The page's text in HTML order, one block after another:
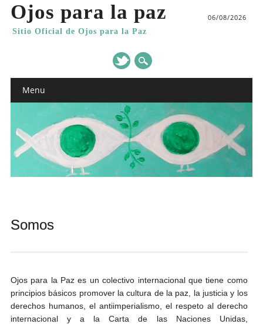
Ojos para la paz
Sitio Oficial de Ojos para la Paz
06/08/2026
Main menu
Menu
Somos
Ojos para la Paz es un colectivo internacional que tiene como
principios básicos promover la cultura de la paz, la justicia y los
derechos humanos, el antiimperialismo, el respeto al derecho
internacional y a la Carta de las Naciones Unidas,